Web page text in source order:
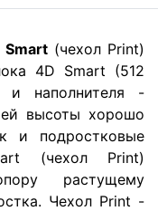
Smart(чехол Print)
4D Smart (512
и наполнителя -
высоты хорошо
и подростковые
(чехол Print)
растущему
Чехол Print -